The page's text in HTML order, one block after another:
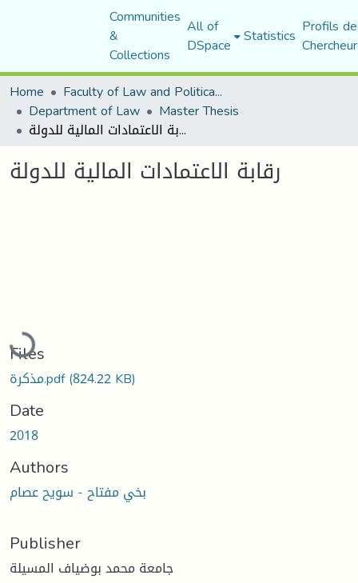
Communities
&
Collections
All of
DSpace Statistics Profils
Home
Faculty of Law and Political Science
Department of Law Master Thesis
رقابة الاعتمادات المالية للدولة
رقابة الاعتمادات المالية للدولة
Loading...
Files
مذكرة.pdf(824.22 KB)
Date
2018
Authors
بخي مفتاح - سويح عصام
Publisher
جامعة محمد بوضياف المسيلة